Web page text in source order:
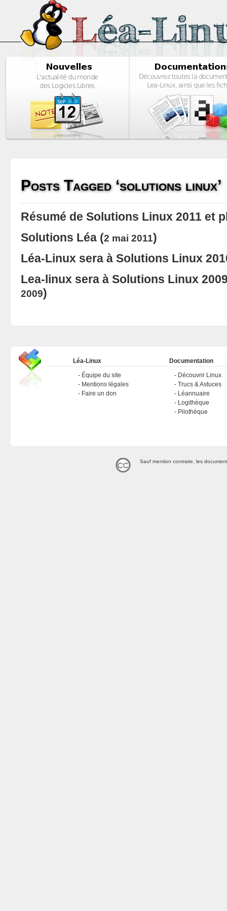
Posts Tagged ‘solutions linux’
Résumé de Solutions Linux 2011 et
Solutions Léa(2 mai 2011)
Léa-Linux sera à Solutions Linux
Lea-linux sera à Solutions Linux
2009)
Léa-Linux
Équipe du site
Mentions légales
Faire un don
Documentation
Découvrir Linux
Trucs & Astuces
Léannuaire
Logithèque
Pilothèque
Sauf mention contraire, les